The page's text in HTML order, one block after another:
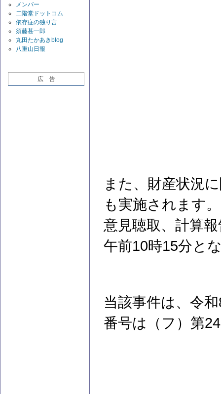
メンバー
二階堂ドットコム
依存症の独り言
須藤甚一郎
丸田たかあきblog
八重山日報
広 告
また、財産状況
も実施されます
意見聴取、計算
午前10時15分と
当該事件は、令
番号は（フ）第